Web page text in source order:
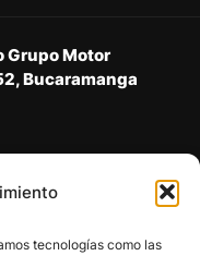
tecnologías como las
Grupo Motor
Bucaramanga